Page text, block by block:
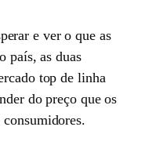
e ver o que as
país, as duas
top de linha
do preço que os